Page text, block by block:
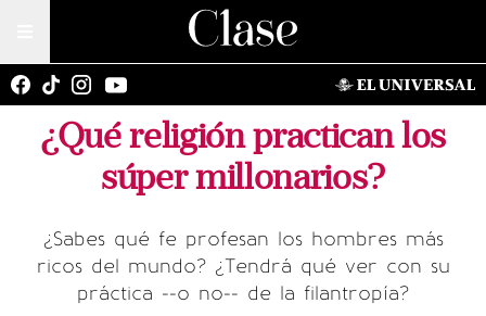
¿Qué religión practican los
súper millonarios?
¿Sabes qué fe profesan los hombres más
ricos del mundo? ¿Tendrá qué ver con su
práctica --o no-- de la filantropía?